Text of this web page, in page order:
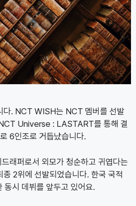
다. NCT WISH는 NCT 멤버를 선발
Universe : LASTART를 통해 결
6인조로 거듭났습니다.
래퍼로서 외모가 청순하고 귀엽다는
2위에 선발되었습니다. 한국 국적
동시 데뷔를 앞두고 있어요.